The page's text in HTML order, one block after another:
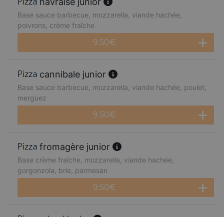
Base sauce barbecue, mozzarella, viande hachée,
poivrons, crème fraîche
9.50€
cannibale junior
Base sauce barbecue, mozzarella, viande hachée, poulet,
merguez
9.50€
fromagère junior
Base crème fraîche, mozzarella, viande hachée,
gorgonzola, brie, parmesan
9.50€